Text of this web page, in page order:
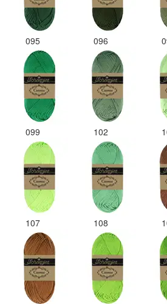
095 096
099 102
107 108